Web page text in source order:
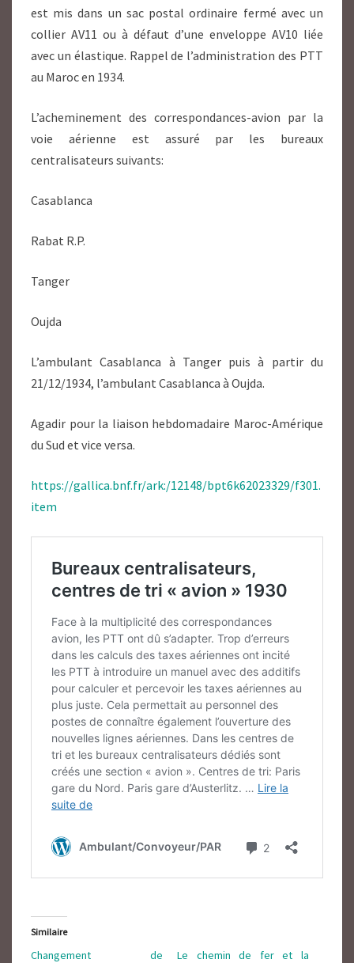
est mis dans un sac postal ordinaire fermé avec un
collier AV11 ou à défaut d’une enveloppe AV10 liée
avec un élastique. Rappel de l’administration des PTT
au Maroc en 1934.
L’acheminement des correspondances-avion par la
voie aérienne est assuré par les bureaux
centralisateurs suivants:
Casablanca
Rabat R.P.
Tanger
Oujda
L’ambulant Casablanca à Tanger puis à partir du
21/12/1934, l’ambulant Casablanca à Oujda.
Agadir pour la liaison hebdomadaire Maroc-Amérique
du Sud et vice versa.
https://gallica.bnf.fr/ark:/12148/bpt6k62023329/f301.
item
Similaire
Changement de
Le chemin de fer et la